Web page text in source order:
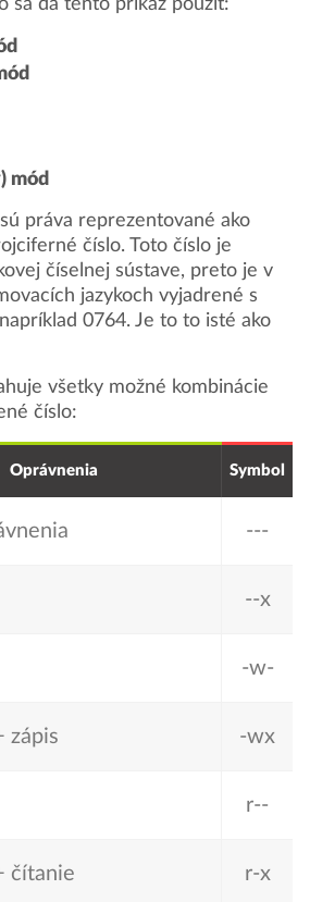
sa dá tento príkaz použiť:
mód
práva reprezentované ako
číslo. Toto číslo je
číselnej sústave, preto je v
jazykoch vyjadrené s
0764. Je to to isté ako
všetky možné kombinácie
číslo:
Oprávnenia Symbol
---
--x
-w-
zápis -wx
r--
čítanie r-x